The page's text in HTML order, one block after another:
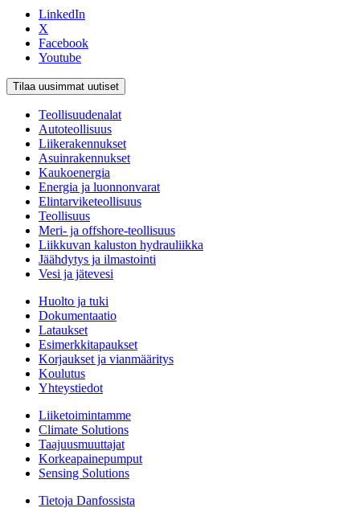
LinkedIn
X
Facebook
Youtube
Tilaa uusimmat uutiset
Teollisuudenalat
Autoteollisuus
Liikerakennukset
Asuinrakennukset
Kaukoenergia
Energia ja luonnonvarat
Elintarviketeollisuus
Teollisuus
Meri- ja offshore-teollisuus
Liikkuvan kaluston hydrauliikka
Jäähdytys ja ilmastointi
Vesi ja jätevesi
Huolto ja tuki
Dokumentaatio
Lataukset
Esimerkkitapaukset
Korjaukset ja vianmääritys
Koulutus
Yhteystiedot
Liiketoimintamme
Climate Solutions
Taajuusmuuttajat
Korkeapainepumput
Sensing Solutions
Tietoja Danfossista